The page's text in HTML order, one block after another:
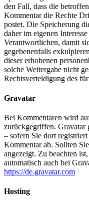
den Fall, dass die
Kommentar die Rechte
postet. Die Speicherung
daher im eigenen
Verantwortlichen, damit
gegebenenfalls
dieser erhobenen
solche Weitergabe nicht
Rechtsverteidigung des
Gravatar
Bei Kommentaren wird
zurückgegriffen. Gravatar
– sofern Sie dort
Kommentar ab. Sollten
angezeigt. Zu beachten
automatisch auch bei
https://de.gravatar.com
Hosting